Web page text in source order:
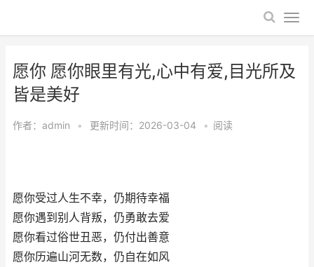
愿你 愿你眼里有光,心中有爱,目光所及
皆是美好
作者： admin • 更新时间：2026-03-04 • 阅读
愿你受过人生不幸，仍期待幸福
愿你遇到别人背叛，仍勇敢去爱
愿你看过俗世丑恶，仍付出善意
愿你历遍山河无数，仍自在如风